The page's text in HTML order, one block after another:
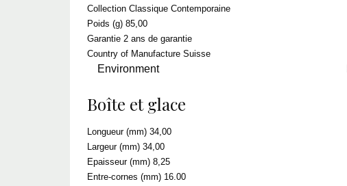
Collection Classique Contemporaine
Poids (g) 85,00
Garantie 2 ans de garantie
Country of Manufacture Suisse
Environment
Boîte et glace
Longueur (mm) 34,00
Largeur (mm) 34,00
Epaisseur (mm) 8,25
Entre-cornes (mm) 16.00